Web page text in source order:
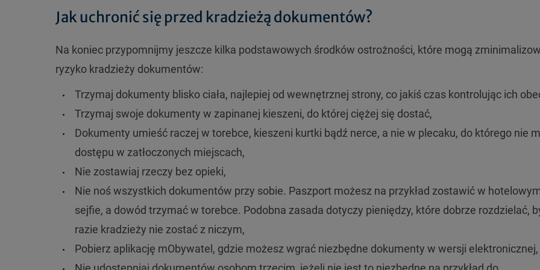
Jak uchronić się przed kradzieżą dokumentów?
Na koniec przypomnijmy jeszcze kilka podstawowych środków ostrożności, które mogą
ryzyko kradzieży dokumentów:
Trzymaj dokumenty blisko ciała, najlepiej od wewnętrznej strony, co jakiś czas kontrolując ich
Trzymaj swoje dokumenty w zapinanej kieszeni, do której ciężej się dostać,
Dokumenty umieść raczej w torebce, kieszeni kurtki bądź nerce, a nie w plecaku, do którego nie
dostępu w zatłoczonych miejscach,
Nie zostawiaj rzeczy bez opieki,
Nie noś wszystkich dokumentów przy sobie. Paszport możesz na przykład zostawić w
sejfie, a dowód trzymać w torebce. Podobna zasada dotyczy pieniędzy, które dobrze rozdzielać,
razie kradzieży nie zostać z niczym,
Pobierz aplikację mObywatel, gdzie możesz wgrać niezbędne dokumenty w wersji elektronicznej,